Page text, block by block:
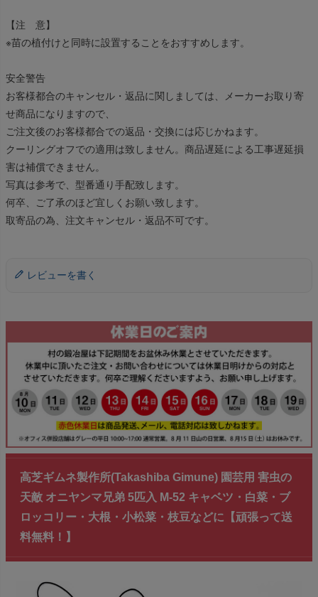
【注 意】
※苗の植付けと同時に設置することをおすすめします。
安全警告
お客様都合のキャンセル・返品に関しましては、メーカーお取り寄
せ商品になりますので、
ご注文後のお客様都合での返品・交換には応じかねます。
クーリングオフでの適用は致しません。商品遅延による工事遅延損
害は補償できません。
写真は参考で、型番通り手配致します。
何卒、ご了承のほど宜しくお願い致します。
取寄品の為、注文キャンセル・返品不可です。
レビューを書く
高芝ギムネ製作所(Takashiba Gimune) 園芸用 害虫の
天敵 オニヤンマ兄弟 5匹入 M-52 キャベツ・白菜・ブ
ロッコリー・大根・小松菜・枝豆などに【頑張って送
料無料！】